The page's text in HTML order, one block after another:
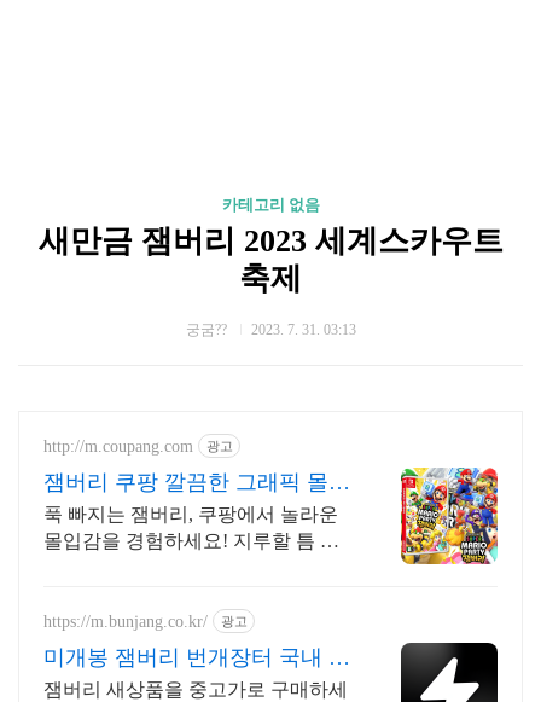
카테고리 없음
새만금 잼버리 2023 세계스카우트
축제
궁굼?? 2023. 7. 31. 03:13
http://m.coupang.com 광고
잼버리 쿠팡 깔끔한 그래픽 몰입
감 UP
푹 빠지는 잼버리, 쿠팡에서 놀라운
몰입감을 경험하세요! 지루할 틈 없
https://m.bunjang.co.kr/ 광고
미개봉 잼버리 번개장터 국내 최
대 브랜드 중고거래
잼버리 새상품을 중고가로 구매하세